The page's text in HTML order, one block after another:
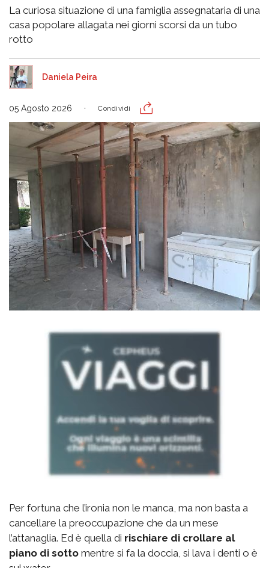
La curiosa situazione di una famiglia assegnataria di una
casa popolare allagata nei giorni scorsi da un tubo
rotto
Daniela Peira
05 Agosto 2026 Condividi
Per fortuna che l’ironia non le manca, ma non basta a
cancellare la preoccupazione che da un mese
l’attanaglia. Ed è quella di rischiare di crollare al
piano di sotto mentre si fa la doccia, si lava i denti o è